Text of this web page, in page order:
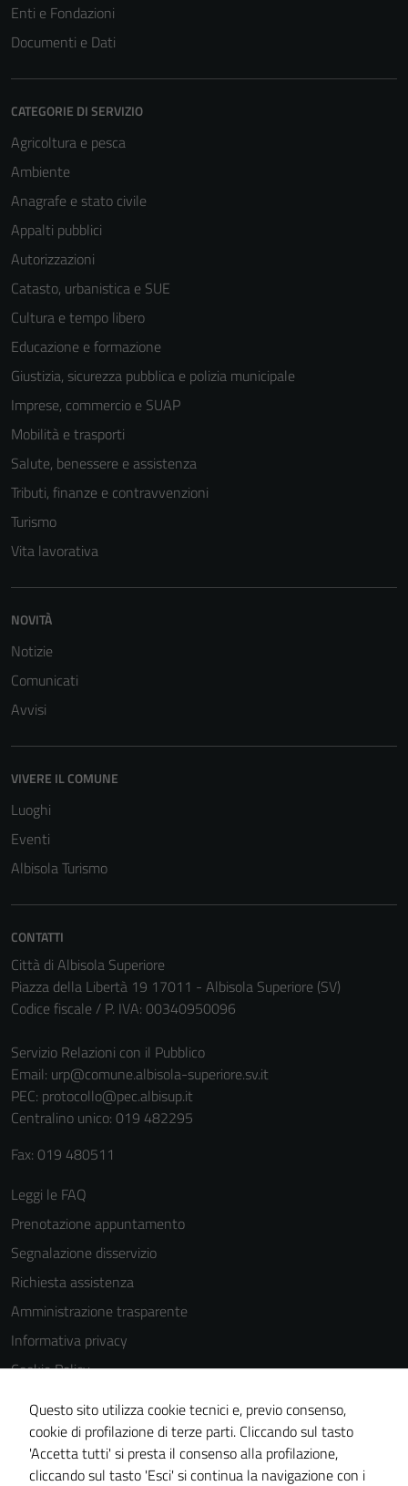
Enti e Fondazioni
Documenti e Dati
CATEGORIE DI SERVIZIO
Agricoltura e pesca
Ambiente
Anagrafe e stato civile
Appalti pubblici
Autorizzazioni
Catasto, urbanistica e SUE
Cultura e tempo libero
Educazione e formazione
Giustizia, sicurezza pubblica e polizia municipale
Imprese, commercio e SUAP
Mobilità e trasporti
Salute, benessere e assistenza
Tributi, finanze e contravvenzioni
Turismo
Vita lavorativa
NOVITÀ
Notizie
Comunicati
Avvisi
VIVERE IL COMUNE
Luoghi
Eventi
Albisola Turismo
CONTATTI
Città di Albisola Superiore
Piazza della Libertà 19 17011 - Albisola Superiore (SV)
Codice fiscale / P. IVA: 00340950096
Servizio Relazioni con il Pubblico
Email: urp@comune.albisola-superiore.sv.it
PEC: protocollo@pec.albisup.it
Centralino unico: 019 482295
Fax: 019 480511
Leggi le FAQ
Prenotazione appuntamento
Segnalazione disservizio
Richiesta assistenza
Amministrazione trasparente
Informativa privacy
Cookie Policy
Note legali
Dichiarazione di accessibilità
Piano di miglioramento del sito
Questo sito utilizza cookie tecnici e, previo consenso,
cookie di profilazione di terze parti. Cliccando sul tasto
'Accetta tutti' si presta il consenso alla profilazione,
cliccando sul tasto 'Esci' si continua la navigazione con i
Questi cookie